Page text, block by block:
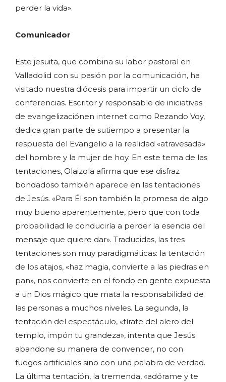
perder la vida».
Comunicador
Este jesuita, que combina su labor pastoral en
Valladolid con su pasión por la comunicación, ha
visitado nuestra diócesis para impartir un ciclo de
conferencias. Escritor y responsable de iniciativas
de evangelizaciónen internet como Rezando Voy,
dedica gran parte de sutiempo a presentar la
respuesta del Evangelio a la realidad «atravesada»
del hombre y la mujer de hoy. En este tema de las
tentaciones, Olaizola afirma que ese disfraz
bondadoso también aparece en las tentaciones
de Jesús. «Para Él son también la promesa de algo
muy bueno aparentemente, pero que con toda
probabilidad le conduciría a perder la esencia del
mensaje que quiere dar». Traducidas, las tres
tentaciones son muy paradigmáticas: la tentación
de los atajos, «haz magia, convierte a las piedras en
pan», nos convierte en el fondo en gente expuesta
a un Dios mágico que mata la responsabilidad de
las personas a muchos niveles. La segunda, la
tentación del espectáculo, «tírate del alero del
templo, impón tu grandeza», intenta que Jesús
abandone su manera de convencer, no con
fuegos artificiales sino con una palabra de verdad.
La última tentación, la tremenda, «adórame y te